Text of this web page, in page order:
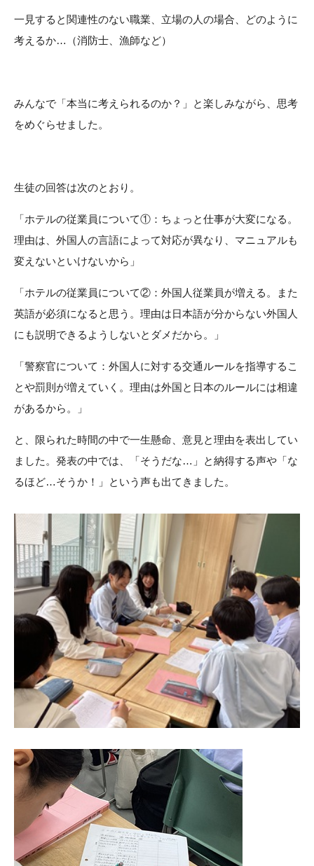
一見すると関連性のない職業、立場の人の場合、どのように
考えるか…（消防士、漁師など）
みんなで「本当に考えられるのか？」と楽しみながら、思考
をめぐらせました。
生徒の回答は次のとおり。
「ホテルの従業員について①：ちょっと仕事が大変になる。
理由は、外国人の言語によって対応が異なり、マニュアルも
変えないといけないから」
「ホテルの従業員について②：外国人従業員が増える。また
英語が必須になると思う。理由は日本語が分からない外国人
にも説明できるようしないとダメだから。」
「警察官について：外国人に対する交通ルールを指導するこ
とや罰則が増えていく。理由は外国と日本のルールには相違
があるから。」
と、限られた時間の中で一生懸命、意見と理由を表出してい
ました。発表の中では、「そうだな…」と納得する声や「な
るほど…そうか！」という声も出てきました。